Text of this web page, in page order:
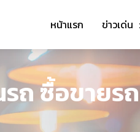
หน้าแรก ข่าวเด่น
รถ ซื้อขายรถ